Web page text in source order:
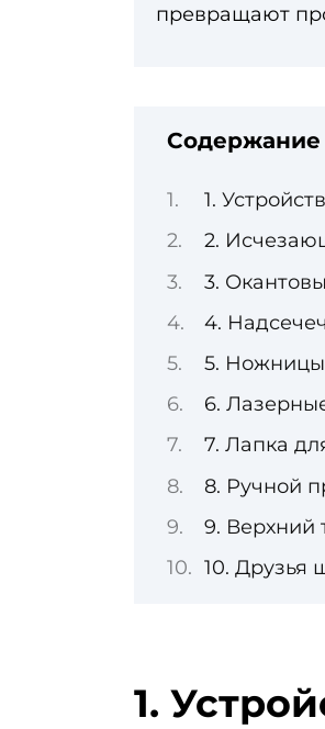
превращают
Содержание
1.
2.
3.
4.
5. Ножницы
6.
7. Лапка
8. Ручной
9. Верхний
10. Друзья
1.